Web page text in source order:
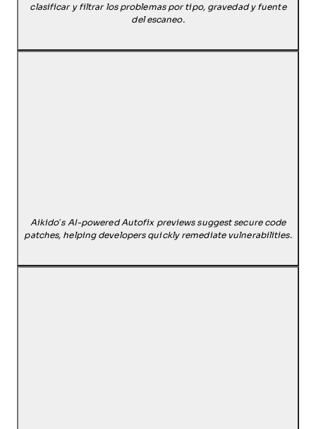
clasificar y filtrar los problemas por tipo, gravedad y fuente
del escaneo.
Aikido’s AI-powered Autofix previews suggest secure code
patches, helping developers quickly remediate vulnerabilities.